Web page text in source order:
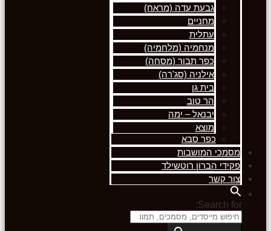
גבעת עדה (מראח)
מחניים
עתלית
מנחמיה (מלחמיה)
כפר תבור (מסחה)
אילניה (סג'רה)
בית גן
הר טוב
יבנאל – ימה
מוצא
כפר סבא
מסמכי המושבות
פקידי הברון רוטשילד
צור קשר
Search for: